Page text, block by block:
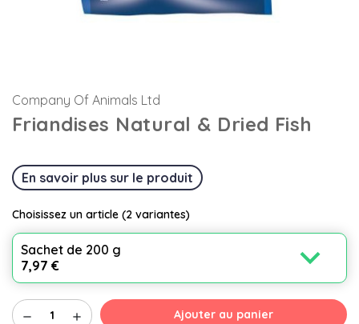
Company Of Animals Ltd
Friandises Natural & Dried Fish
En savoir plus sur le produit
Choisissez un article (2 variantes)
Sachet de 200 g
7,97 €
expand_more
remove add Ajouter au panier